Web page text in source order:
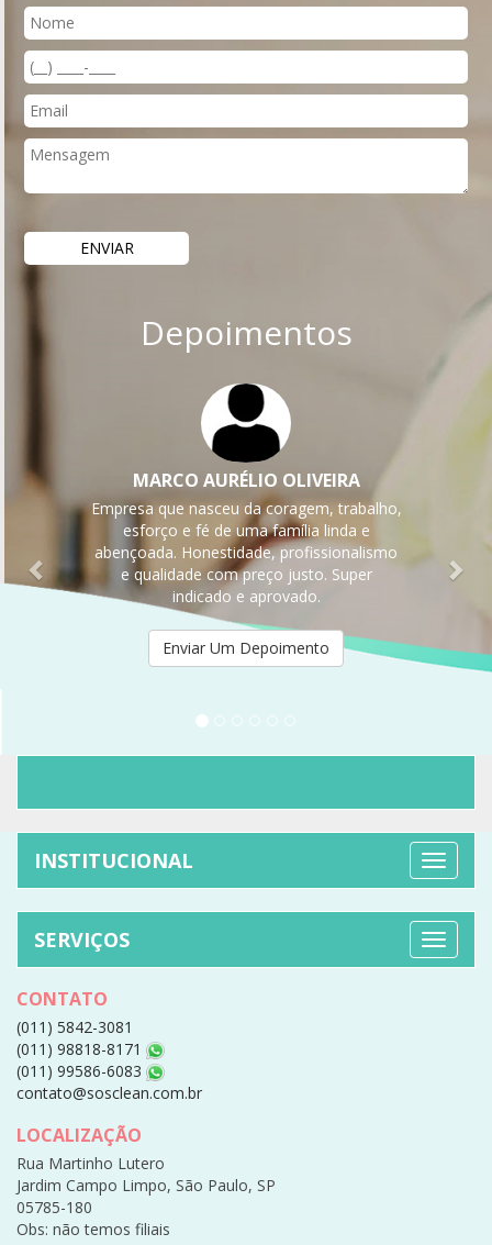
Depoimentos
ALZIRA SANTOS
Seriedade e qualidade na prestação do
serviço. Conheço os proprietérios, tudo
com
muito cuidado e perfeição.
Enviar Um Depoimento
INSTITUCIONAL
SERVIÇOS
CONTATO
(011) 5842-3081
(011) 98818-8171
(011) 99586-6083
contato@sosclean.com.br
LOCALIZAÇÃO
Rua Martinho Lutero
Jardim Campo Limpo, São Paulo, SP
05785-180
Obs: não temos filiais